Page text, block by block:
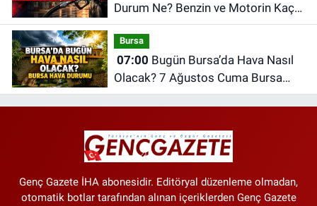
Durum Ne? Benzin ve Motorin Kaç
Lira?
Bursa
07:00
Olacak? 7 Ağustos Cuma Bursa
Hava Durumu
Genç Gazete İHA abonesidir. Editöryal düzenleme olmadan,
otomatik botlar tarafından alınan içeriklerden Genç Gazete